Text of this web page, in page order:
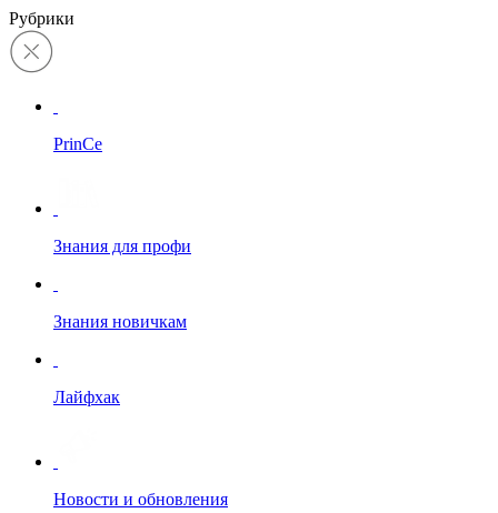
Рубрики
PrinCe
Знания для профи
Знания новичкам
Лайфхак
Новости и обновления